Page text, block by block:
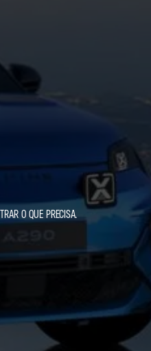
O QUE PRECISA.